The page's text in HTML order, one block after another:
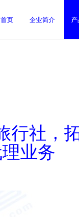
首页 企业简介
行社，
业务